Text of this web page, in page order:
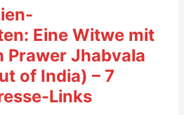
Eine Witwe mit
Prawer Jhabvala
of India) – 7
Links